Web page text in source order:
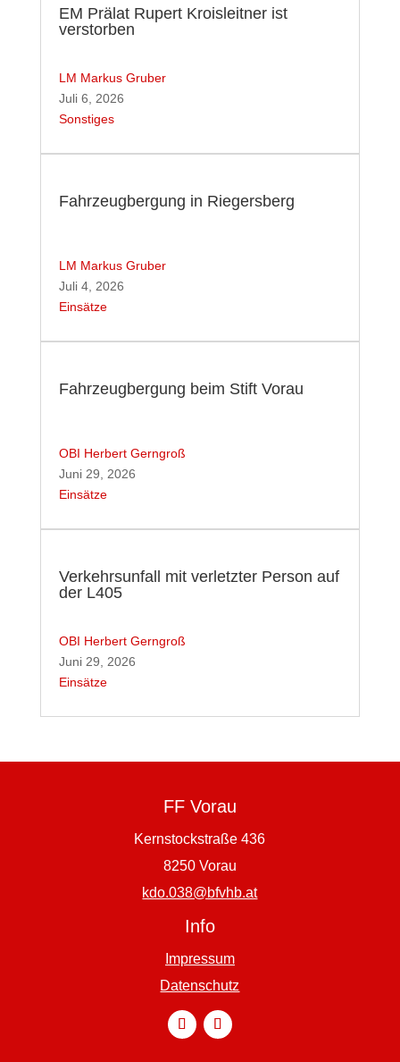
EM Prälat Rupert Kroisleitner ist
verstorben
LM Markus Gruber
Juli 6, 2026
Sonstiges
Fahrzeugbergung in Riegersberg
LM Markus Gruber
Juli 4, 2026
Einsätze
Fahrzeugbergung beim Stift Vorau
OBI Herbert Gerngroß
Juni 29, 2026
Einsätze
Verkehrsunfall mit verletzter Person auf
der L405
OBI Herbert Gerngroß
Juni 29, 2026
Einsätze
FF Vorau
Kernstockstraße 436
8250 Vorau
kdo.038@bfvhb.at
Info
Impressum
Datenschutz